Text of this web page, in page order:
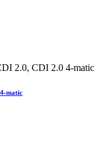
matic